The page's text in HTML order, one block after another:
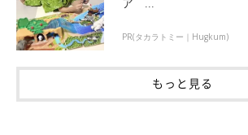
ぷーちゃんと暮らして８年以上経ちますが、
まだまだ「！？ かわいい…！！」と
ぷーちゃんの可愛さにびっくりさせられます。
PR(タカラトミー｜Hugkum)
もっと見る